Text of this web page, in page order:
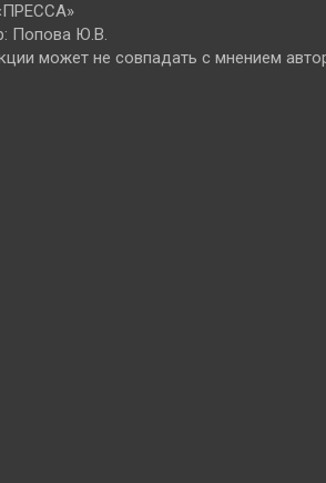
Попова Ю.В.
может не совпадать с мнением